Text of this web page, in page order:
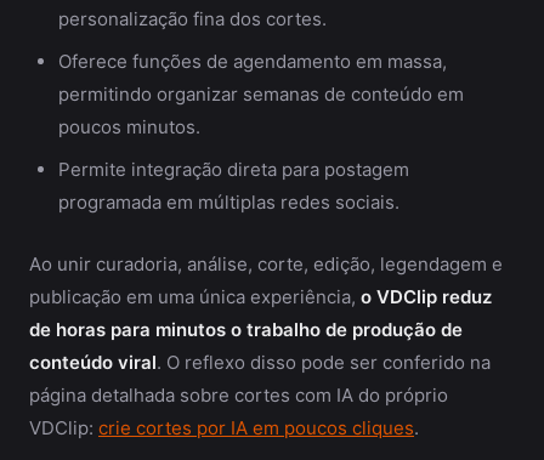
personalização fina dos cortes.
Oferece funções de agendamento em massa,
permitindo organizar semanas de conteúdo em
poucos minutos.
Permite integração direta para postagem
programada em múltiplas redes sociais.
Ao unir curadoria, análise, corte, edição, legendagem e
publicação em uma única experiência, o VDClip reduz
de horas para minutos o trabalho de produção de
conteúdo viral. O reflexo disso pode ser conferido na
página detalhada sobre cortes com IA do próprio
VDClip: crie cortes por IA em poucos cliques.